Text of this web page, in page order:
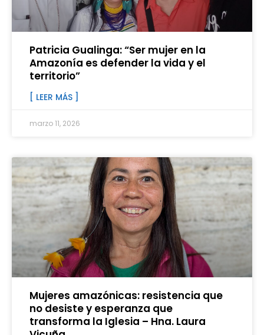
Patricia Gualinga: “Ser mujer en la
Amazonía es defender la vida y el
territorio”
[ LEER MÁS ]
marzo 11, 2026
Mujeres amazónicas: resistencia que
no desiste y esperanza que
transforma la Iglesia – Hna. Laura